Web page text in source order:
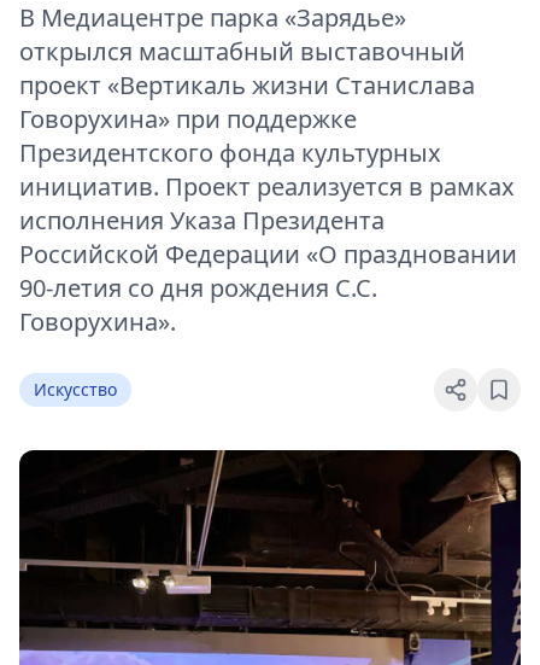
В Медиацентре парка «Зарядье»
открылся масштабный выставочный
проект «Вертикаль жизни Станислава
Говорухина» при поддержке
Президентского фонда культурных
инициатив. Проект реализуется в рамках
исполнения Указа Президента
Российской Федерации «О праздновании
90-летия со дня рождения С.С.
Говорухина».
Искусство